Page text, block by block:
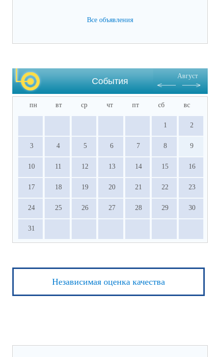
итоговые) (подлинник)
государственного экзамена (подлинник)
результативное участие в ВсОШ, НПК и
других олимпиадах, входящих в перечень
Министерства просвещения РФ.
Все объявления
События
Август
пн вт ср чт пт сб вс
1 2
3 4 5 6 7 8 9
10 11 12 13 14 15 16
17 18 19 20 21 22 23
24 25 26 27 28 29 30
31
Независимая оценка качества